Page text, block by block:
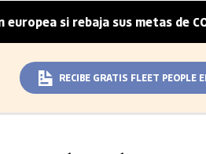
sus metas de CO₂ | La
RECIBE GRATIS FLEET PEOPLE